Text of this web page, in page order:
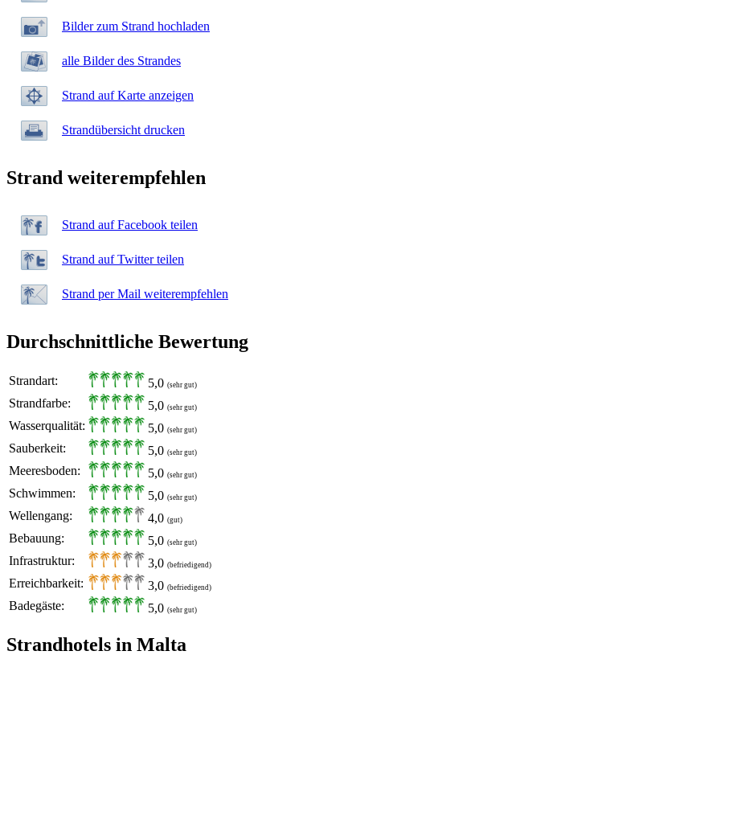
Bilder zum Strand hochladen
alle Bilder des Strandes
Strand auf Karte anzeigen
Strandübersicht drucken
Strand weiterempfehlen
Strand auf Facebook teilen
Strand auf Twitter teilen
Strand per Mail weiterempfehlen
Durchschnittliche Bewertung
Strandart: 5,0 (sehr gut)
Strandfarbe: 5,0 (sehr gut)
Wasserqualität: 5,0 (sehr gut)
Sauberkeit: 5,0 (sehr gut)
Meeresboden: 5,0 (sehr gut)
Schwimmen: 5,0 (sehr gut)
Wellengang: 4,0 (gut)
Bebauung: 5,0 (sehr gut)
Infrastruktur: 3,0 (befriedigend)
Erreichbarkeit: 3,0 (befriedigend)
Badegäste: 5,0 (sehr gut)
Strandhotels in Malta